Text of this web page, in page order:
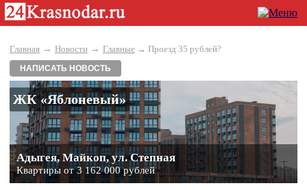
Главная → Новости → Главные → Проезд 35 рублей?
НАПИСАТЬ НОВОСТЬ
ЖК «Яблоневый»
Адыгея, Майкоп, ул. Степная
Квартиры от 3 162 000 рублей